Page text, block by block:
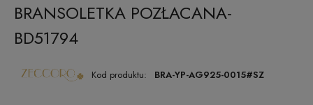
BRANSOLETKA POZŁACANA-
BD51794
Kod produktu: BRA-YP-AG925-0015#SZ